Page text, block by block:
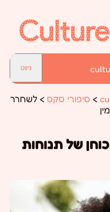
ניווט
> סיפורי סקס > לשחרר
של תנוחות